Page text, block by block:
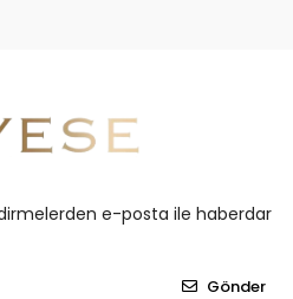
e-posta ile haberdar
Gönder